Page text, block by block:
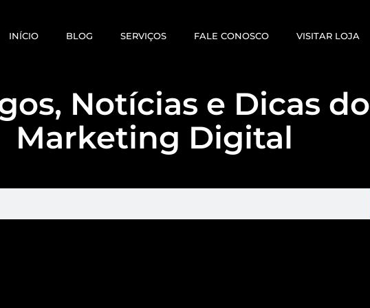
INÍCIO BLOG SERVIÇOS FALE CONOSCO VISITAR LOJA
Notícias e Dicas do
Marketing Digital